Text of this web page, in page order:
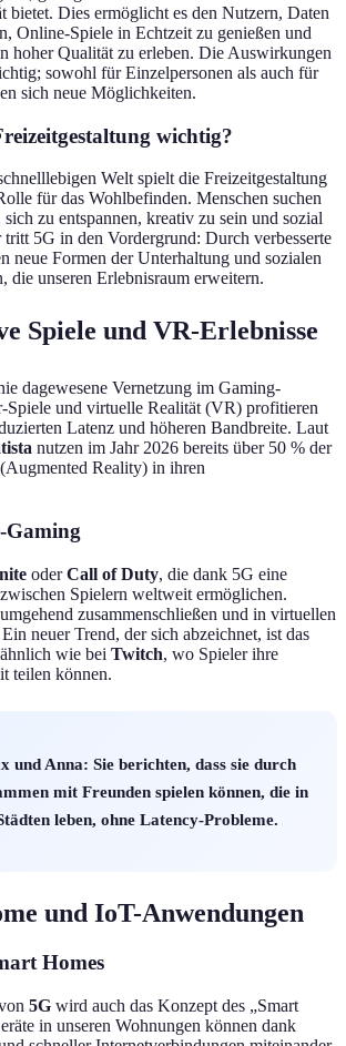
bietet. Dies ermöglicht es den Nutzern, Daten
Online-Spiele in Echtzeit zu genießen und
hoher Qualität zu erleben. Die Auswirkungen
sowohl für Einzelpersonen als auch für
sich neue Möglichkeiten.
wichtig?
Welt spielt die Freizeitgestaltung
für das Wohlbefinden. Menschen suchen
zu entspannen, kreativ zu sein und sozial
5G in den Vordergrund: Durch verbesserte
neue Formen der Unterhaltung und sozialen
die unseren Erlebnisraum erweitern.
Spiele und VR-Erlebnisse
dagewesene Vernetzung im Gaming-
und virtuelle Realität (VR) profitieren
Latenz und höheren Bandbreite. Laut
nutzen im Jahr 2026 bereits über 50 % der
Reality) in ihren
Gaming
oderCall of Duty, die dank 5G eine
Spielern weltweit ermöglichen.
zusammenschließen und in virtuellen
neuer Trend, der sich abzeichnet, ist das
wie bei Twitch, wo Spieler ihre
teilen können.
und Anna: Sie berichten, dass sie durch
mit Freunden spielen können, die in
leben, ohne Latency-Probleme.
und IoT-Anwendungen
Homes
5G wird auch das Konzept des „Smart
in unseren Wohnungen können dank